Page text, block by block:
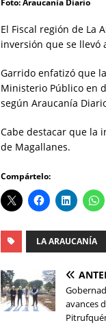
Foto: Araucanía Diario
El Fiscal región de La
inversión que se llevó
Garrido enfatizó que
Ministerio Público en
según Araucanía
Cabe destacar que la
de Magallanes.
Compártelo:
LA ARAUCANÍA
avances